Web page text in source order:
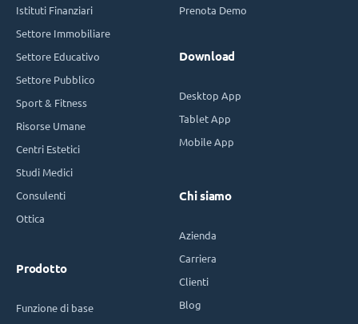
Istituti Finanziari
Settore Immobiliare
Settore Educativo
Settore Pubblico
Sport & Fitness
Risorse Umane
Centri Estetici
Studi Medici
Consulenti
Ottica
Prodotto
Funzione di base
Prenota Demo
Download
Desktop App
Tablet App
Mobile App
Chi siamo
Azienda
Carriera
Clienti
Blog